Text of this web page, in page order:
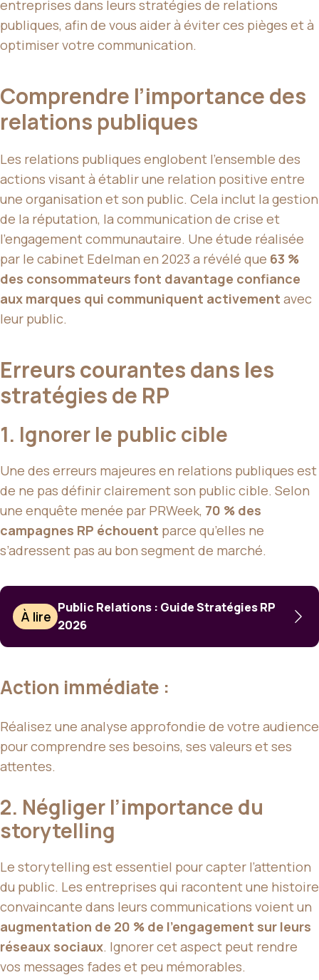
entreprises dans leurs stratégies de relations
publiques, afin de vous aider à éviter ces pièges et à
optimiser votre communication.
Comprendre l’importance des
relations publiques
Les relations publiques englobent l’ensemble des
actions visant à établir une relation positive entre
une organisation et son public. Cela inclut la gestion
de la réputation, la communication de crise et
l’engagement communautaire. Une étude réalisée
par le cabinet Edelman en 2023 a révélé que 63 %
des consommateurs font davantage confiance
aux marques qui communiquent activement avec
leur public.
Erreurs courantes dans les
stratégies de RP
1. Ignorer le public cible
Une des erreurs majeures en relations publiques est
de ne pas définir clairement son public cible. Selon
une enquête menée par PRWeek, 70 % des
campagnes RP échouent parce qu’elles ne
s’adressent pas au bon segment de marché.
À lire
Public Relations : Guide Stratégies RP
2026
Action immédiate :
Réalisez une analyse approfondie de votre audience
pour comprendre ses besoins, ses valeurs et ses
attentes.
2. Négliger l’importance du
storytelling
Le storytelling est essentiel pour capter l’attention
du public. Les entreprises qui racontent une histoire
convaincante dans leurs communications voient un
augmentation de 20 % de l’engagement sur leurs
réseaux sociaux. Ignorer cet aspect peut rendre
vos messages fades et peu mémorables.